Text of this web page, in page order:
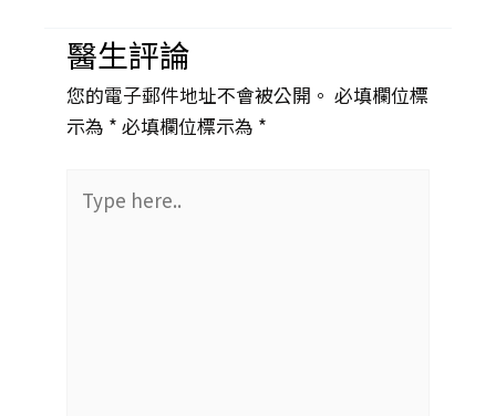
醫生評論
您的電子郵件地址不會被公開。 必填欄位標
示為 * 必填欄位標示為 *
here..